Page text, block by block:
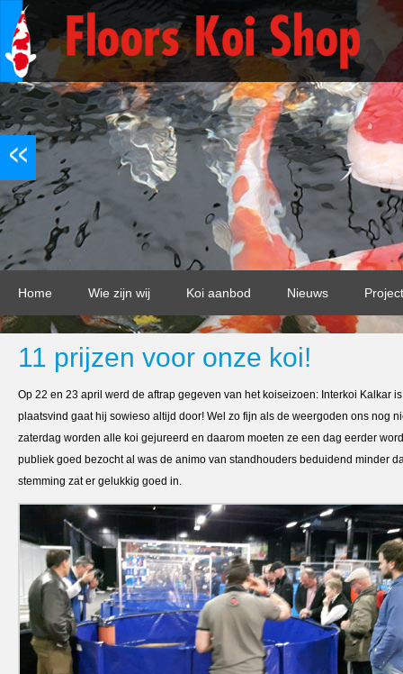
Home Wie zijn wij Koi aanbod Nieuws
11 prijzen voor onze koi!
Op 22 en 23 april werd de aftrap gegeven van het koiseizoen: Interkoi
plaatsvind gaat hij sowieso altijd door! Wel zo fijn als de weergoden ons nog
zaterdag worden alle koi gejureerd en daarom moeten ze een dag eerder
publiek goed bezocht al was de animo van standhouders beduidend minder
stemming zat er gelukkig goed in.